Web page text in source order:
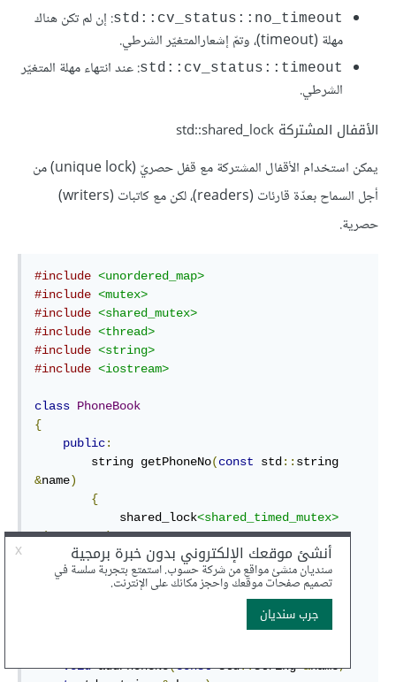
std::cv_status::no_timeout: إن لم تكن هناك
مهلة (timeout)، وتمّ إشعارالمتغيّر الشرطي.
std::cv_status::timeout: عند انتهاء مهلة المتغيّر
الشرطي.
الأقفال المشتركة std::shared_lock
يمكن استخدام الأقفال المشتركة مع قفل حصريّ (unique lock) من
أجل السماح بعدّة قارئات (readers)، لكن مع كاتبات (writers)
حصرية.
#include <unordered_map>
#include <mutex>
#include <shared_mutex>
#include <thread>
#include <string>
#include <iostream>
class PhoneBook
{
public:
        string getPhoneNo
(const std::
&name)
{
            shared_lock
<shared_timed_mutex>
r(_protect);
auto it = _phonebook.find (name
if (it == _phonebook.end())
return
(* it). second
void addPhoneNo(const std::string &name,